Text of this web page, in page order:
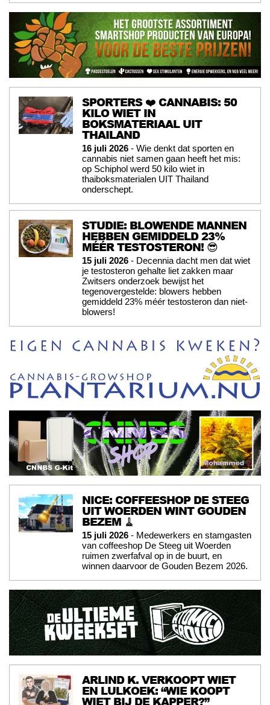
SPORTERS ❤️ CANNABIS: 50
KILO WIET IN
BOKSMATERIAAL UIT
THAILAND
16 juli 2026 - Wie denkt dat sporten en
cannabis niet samen gaan heeft het mis:
op Schiphol werd 50 kilo wiet in
thaiboksmaterialen UIT Thailand
onderschept.
STUDIE: BLOWENDE MANNEN
HEBBEN GEMIDDELD 23%
MÉÉR TESTOSTERON! 😎
15 juli 2026 - Decennia dacht men dat wiet
je testosteron gehalte liet zakken maar
Zwitsers onderzoek bewijst het
tegenovergestelde: blowers hebben
gemiddeld 23% méér testosteron dan niet-
blowers!
NICE: COFFEESHOP DE STEEG
UIT WOERDEN WINT GOUDEN
BEZEM 🧹
15 juli 2026 - Medewerkers en stamgasten
van coffeeshop De Steeg uit Woerden
ruimen zwerfafval op in de buurt, en
winnen daarvoor de Gouden Bezem 2026.
ARLIND K. VERKOOPT WIET
EN LULKOEK: “WIE KOOPT
WIET BIJ DE KAPPER?”